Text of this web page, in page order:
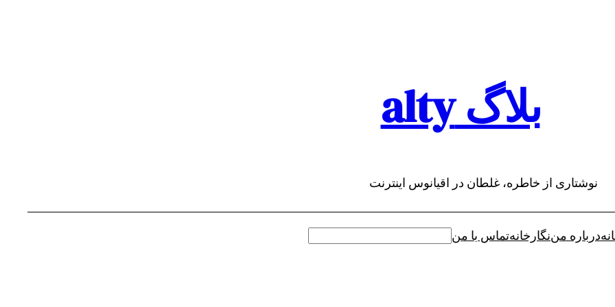
بلاگ alty
نوشتاری از خاطره، غلطان در اقیانوس اینترنت
درباره مننگارخانهتماس با من